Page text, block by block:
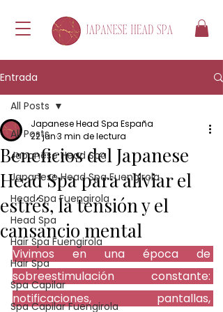
Entrada
All Posts
Japanese Head Spa
Japanese Head Spa Fuengirola
Head Spa Fuengirola
Head Spa
Hair Spa Fuengirola
Hair Spa
Spa Capilar
Spa Capilar Fuengirola
All Posts
Beneficios del Japanese
Head Spa para aliviar el
estrés, la tensión y el
cansancio mental
Japanese Head Spa España
22 jun3 min de lectura
Vivimos en una época de
sobreestimulación constante:
notificaciones, pantallas,